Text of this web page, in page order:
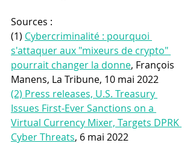
Sources :
(1) Cybercriminalité : pourquoi
s'attaquer aux "mixeurs de crypto"
pourrait changer la donne, François
Manens, La Tribune, 10 mai 2022
(2) Press releases, U.S. Treasury
Issues First-Ever Sanctions on a
Virtual Currency Mixer, Targets DPRK
Cyber Threats, 6 mai 2022